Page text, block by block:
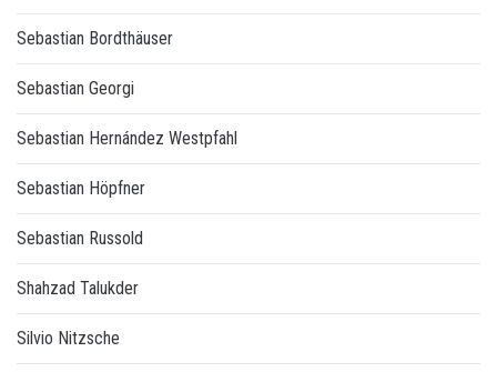
Sebastian Bordthäuser
Sebastian Georgi
Sebastian Hernández Westpfahl
Sebastian Höpfner
Sebastian Russold
Shahzad Talukder
Silvio Nitzsche